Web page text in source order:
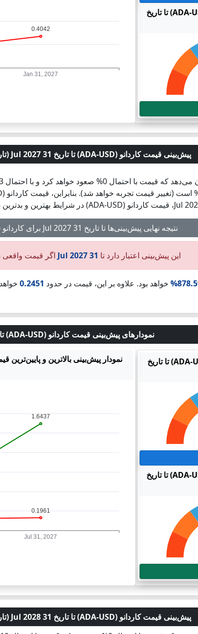
پیش‌بینی سود و زیان کاردانو (ADA-USD) تا تاریخ
پیش‌بینی قیمت کاردانو (ADA-USD) تا تاریخ 31 Jul 2027 (تاریخ به‌روزرسانی: 31 Jul 2026)
نتیجه نهایی پیش‌بینی‌ها تا تاریخ 31 Jul 2027 برای کاردانو (ADA-USD) نشان می‌دهد:
این پیش‌بینی اعتبار دارد تا 31 Jul 2027 اگر قیمت واقعی
خواهد بود. علاوه بر این، قیمت در حدود 0.2451
نمودارهای پیش‌بینی قیمت کاردانو (ADA-USD) تا تاریخ 31 Jul 2027
پیش‌بینی روند قیمت کاردانو (ADA-USD) تا تاریخ
پیش‌بینی سود و زیان کاردانو (ADA-USD) تا تاریخ
پیش‌بینی قیمت کاردانو (ADA-USD) تا تاریخ 31 Jul 2028 (تاریخ به‌روزرسانی: 31 Jul 2026)